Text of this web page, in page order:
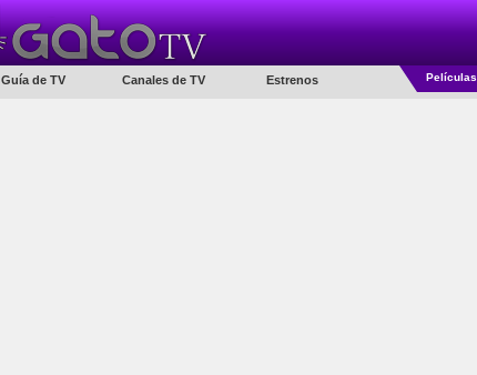
Guía de TV Canales de TV Estrenos Películas